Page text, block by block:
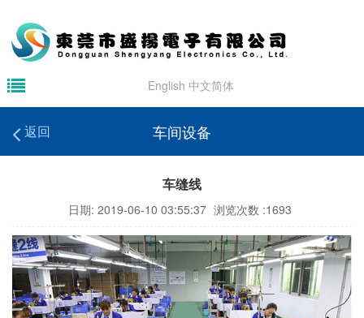
English 中文简体
返回 车间设备
车缝线
日期: 2019-06-10 03:55:37 浏览次数 :1693